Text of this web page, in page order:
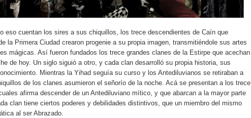
eso cuentan los sires a sus chiquillos, los trece descendientes de Caín que
la Primera Ciudad crearon progenie a su propia imagen, transmitiéndole sus artes
mágicas. Así fueron fundados los trece grandes clanes de la Estirpe que acechan
de hoy. Un siglo siguió a otro, y cada clan desarrolló su propia historia, sus
Mientras la Yihad seguía su curso y los Antediluvianos se retiraban a
de los clanes asumieron el señorío de la noche. Acá se presentan a los trece
afirma descender de un Antediluviano mítico, y que abarcan a la mayor parte
clan tiene ciertos poderes y debilidades distintivos, que un miembro del mismo
al ser Abrazado.